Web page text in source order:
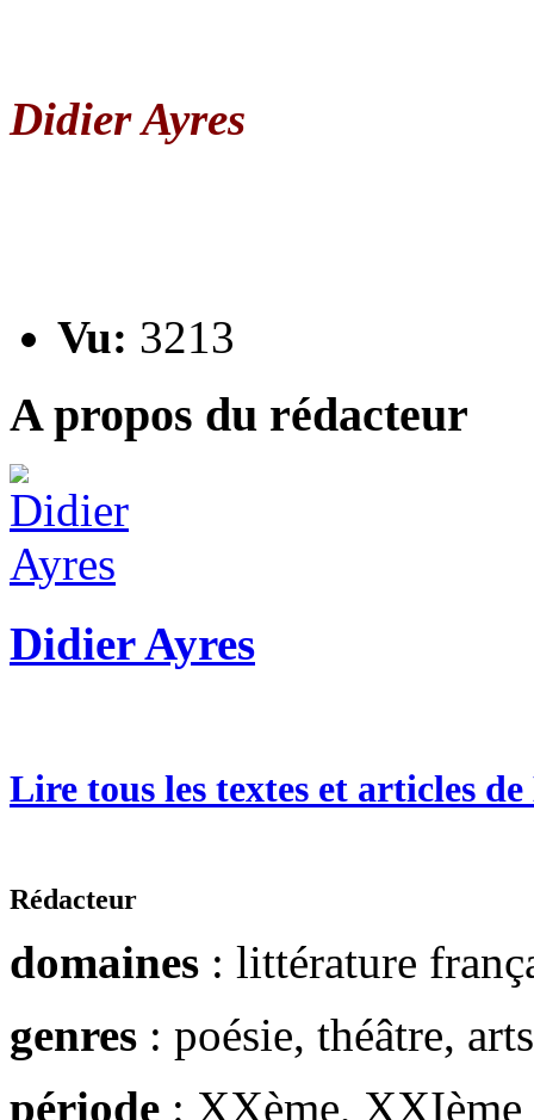
Didier Ayres
Vu: 3213
A propos du rédacteur
Didier Ayres
Lire tous les textes et articles
Rédacteur
domaines : littérature
genres : poésie, théâtre, arts
période : XXème, XXIème